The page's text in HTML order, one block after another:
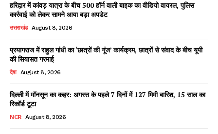
Facebook
X WhatsApp
हरिद्वार में कांवड़ यात्रा के बीच 500 हॉर्न वाली बाइक का वीडियो वायरल, पुलिस
कार्रवाई को लेकर सामने आया बड़ा अपडेट
उत्तराखंड August 8, 2026
प्रयागराज में राहुल गांधी का ‘छात्रों की गूंज’ कार्यक्रम, छात्रों से संवाद के बीच यूपी
की सियासत गरमाई
देश August 8, 2026
दिल्ली में मॉनसून का कहर: अगस्त के पहले 7 दिनों में 127 मिमी बारिश, 15 साल का
रिकॉर्ड टूटा
NCR August 8, 2026